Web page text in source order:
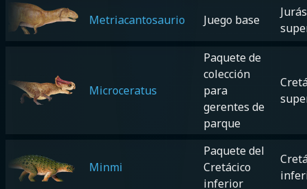
Metriacantosaurio Juego base
Microceratus
Paquete de
colección
para
gerentes de
parque
Minmi
Paquete del
Cretácico
inferior